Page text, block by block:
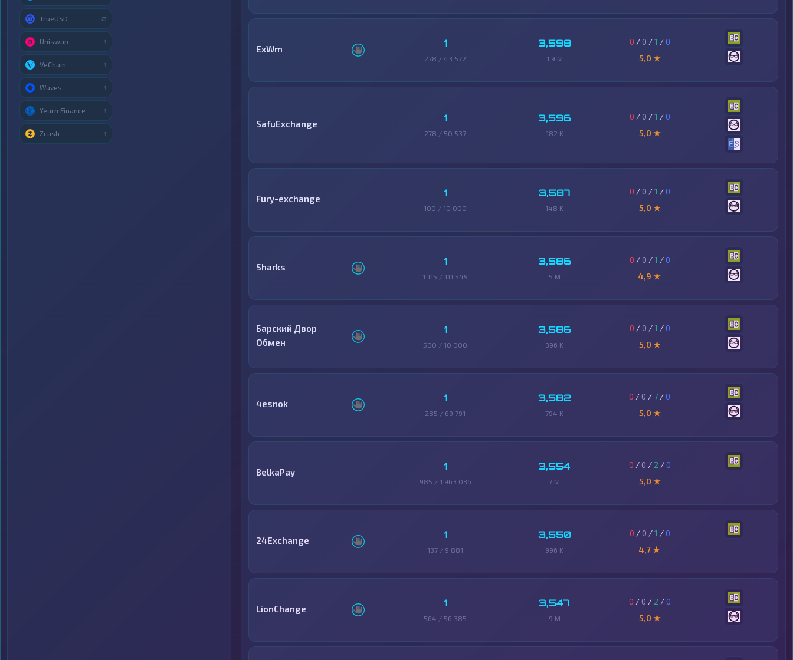
ExWm 1
278 / 43 572
3,598
1,9 M
0 / 0 /1 /0
5,0 ★
SafuExchange 1
278 / 50 537
3,596
182 K
0 / 0 /1 /0
5,0 ★
Fury-exchange 1
100 / 10 000
3,587
148 K
0 / 0 /1 /0
5,0 ★
Sharks 1
1 115 / 111 549
3,586
5 M
0 / 0 /1 /0
4,9 ★
Барский Двор
Обмен
1
500 / 10 000
3,586
396 K
0 / 0 /1 /0
5,0 ★
4esnok 1
285 / 69 791
3,582
794 K
0 / 0 / 7 /0
5,0 ★
BelkaPay 1
985 / 1 963 036
3,554
7 M
0 / 0 / 2 /0
5,0 ★
24Exchange 1
137 / 9 881
3,550
996 K
0 / 0 /1 /0
4,7 ★
LionChange 1
564 / 56 385
3,547
9 M
0 / 0 / 2 /0
5,0 ★
TrueUSD 2
Uniswap 1
VeChain 1
Waves 1
Yearn Finance 1
Zcash 1